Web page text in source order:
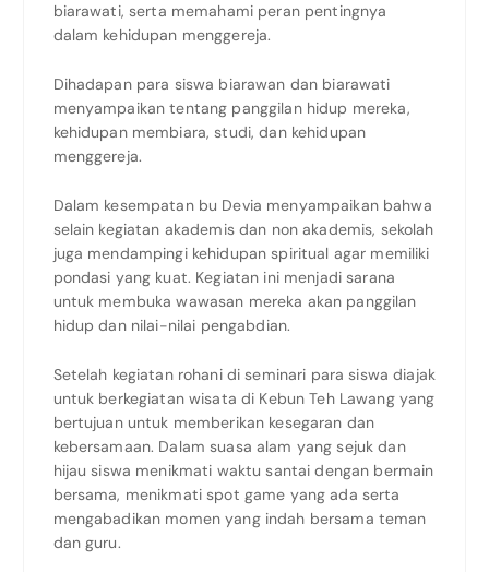
biarawati, serta memahami peran pentingnya
dalam kehidupan menggereja.
Dihadapan para siswa biarawan dan biarawati
menyampaikan tentang panggilan hidup mereka,
kehidupan membiara, studi, dan kehidupan
menggereja.
Dalam kesempatan bu Devia menyampaikan bahwa
selain kegiatan akademis dan non akademis, sekolah
juga mendampingi kehidupan spiritual agar memiliki
pondasi yang kuat. Kegiatan ini menjadi sarana
untuk membuka wawasan mereka akan panggilan
hidup dan nilai-nilai pengabdian.
Setelah kegiatan rohani di seminari para siswa diajak
untuk berkegiatan wisata di Kebun Teh Lawang yang
bertujuan untuk memberikan kesegaran dan
kebersamaan. Dalam suasa alam yang sejuk dan
hijau siswa menikmati waktu santai dengan bermain
bersama, menikmati spot game yang ada serta
mengabadikan momen yang indah bersama teman
dan guru.